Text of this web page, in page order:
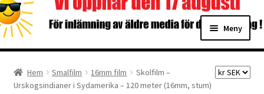
Hoppa
till
navigering
Hoppa
till
innehåll
Meny
Digitalisering
Hem Smalfilm 16mm film
Skolfilm –
Urskogsindianer i Sydamerika – 120 meter (16mm, stum)